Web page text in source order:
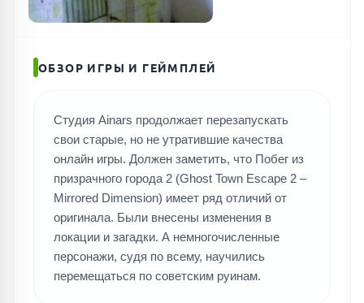
ОБЗОР ИГРЫ И ГЕЙМПЛЕЙ
Студия Ainars продолжает перезапускать
свои старые, но не утратившие качества
онлайн игры. Должен заметить, что Побег из
призрачного города 2 (Ghost Town Escape 2 –
Mirrored Dimension) имеет ряд отличий от
оригинала. Были внесены изменения в
локации и загадки. А немногочисленные
персонажи, судя по всему, научились
перемещаться по советским руинам.